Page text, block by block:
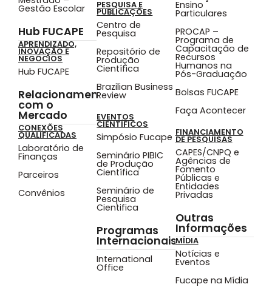
Gestão Escolar
Hub FUCAPE
APRENDIZADO,
INOVAÇÃO E
NEGÓCIOS
Hub FUCAPE
Relacionamento
com o
Mercado
CONEXÕES
QUALIFICADAS
Laboratório de
Finanças
Parceiros
Convênios
PESQUISA E
PUBLICAÇÕES
Centro de
Pesquisa
Repositório de
Produção
Científica
Brazilian Business
Review
EVENTOS
CIENTÍFICOS
Simpósio Fucape
Seminário PIBIC
de Produção
Científica
Seminário de
Pesquisa
Cientifica
Programas
Internacionais
International
Office
Ensino
Particulares
PROCAP –
Programa de
Capacitação de
Recursos
Humanos na
Pós-Graduação
Bolsas FUCAPE
Faça Acontecer
FINANCIAMENTO
DE PESQUISAS
CAPES/CNPQ e
Agências de
Fomento
Públicas e
Entidades
Privadas
Outras
Informações
MÍDIA
Notícias e
Eventos
Fucape na Mídia